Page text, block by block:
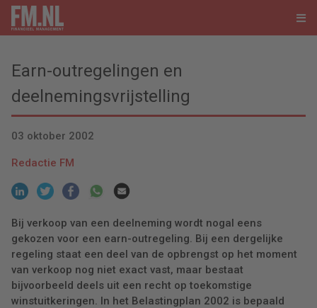
Earn-outregelingen en
deelnemingsvrijstelling
03 oktober 2002
Redactie FM
Bij verkoop van een deelneming wordt nogal eens
gekozen voor een earn-outregeling. Bij een dergelijke
regeling staat een deel van de opbrengst op het moment
van verkoop nog niet exact vast, maar bestaat
bijvoorbeeld deels uit een recht op toekomstige
winstuitkeringen. In het Belastingplan 2002 is bepaald